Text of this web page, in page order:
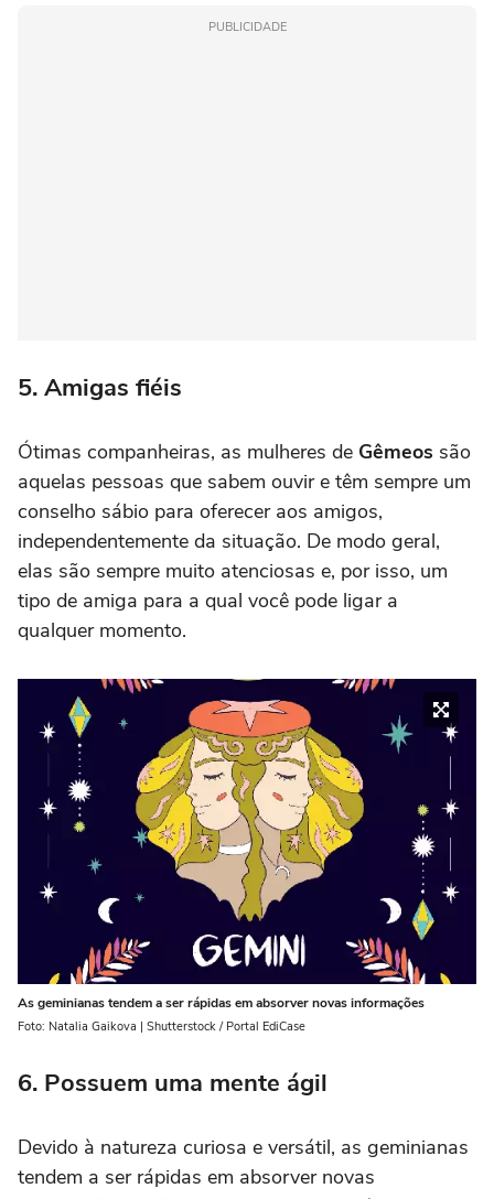
PUBLICIDADE
5. Amigas fiéis
Ótimas companheiras, as mulheres de Gêmeos são
aquelas pessoas que sabem ouvir e têm sempre um
conselho sábio para oferecer aos amigos,
independentemente da situação. De modo geral,
elas são sempre muito atenciosas e, por isso, um
tipo de amiga para a qual você pode ligar a
qualquer momento.
As geminianas tendem a ser rápidas em absorver novas informações
Foto: Natalia Gaikova | Shutterstock / Portal EdiCase
6. Possuem uma mente ágil
Devido à natureza curiosa e versátil, as geminianas
tendem a ser rápidas em absorver novas